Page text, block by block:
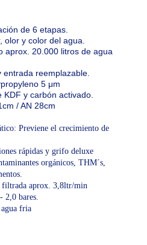
de 6 etapas.
olor y color del agua.
aprox. 20.000 litros de agua
entrada reemplazable.
5 μm
KDF y carbón activado.
/ AN 28cm
Previene el crecimiento de
rápidas y grifo deluxe
orgánicos, THM´s,
filtrada aprox. 3,8ltr/min
2,0 bares.
fria